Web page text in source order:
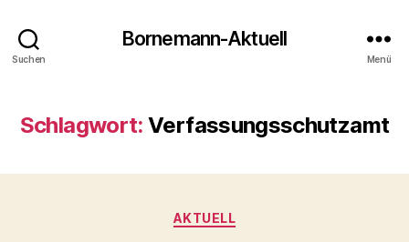
Suchen
Bornemann-Aktuell
Menü
Schlagwort: Verfassungsschutzamt
Kategorien
AKTUELL